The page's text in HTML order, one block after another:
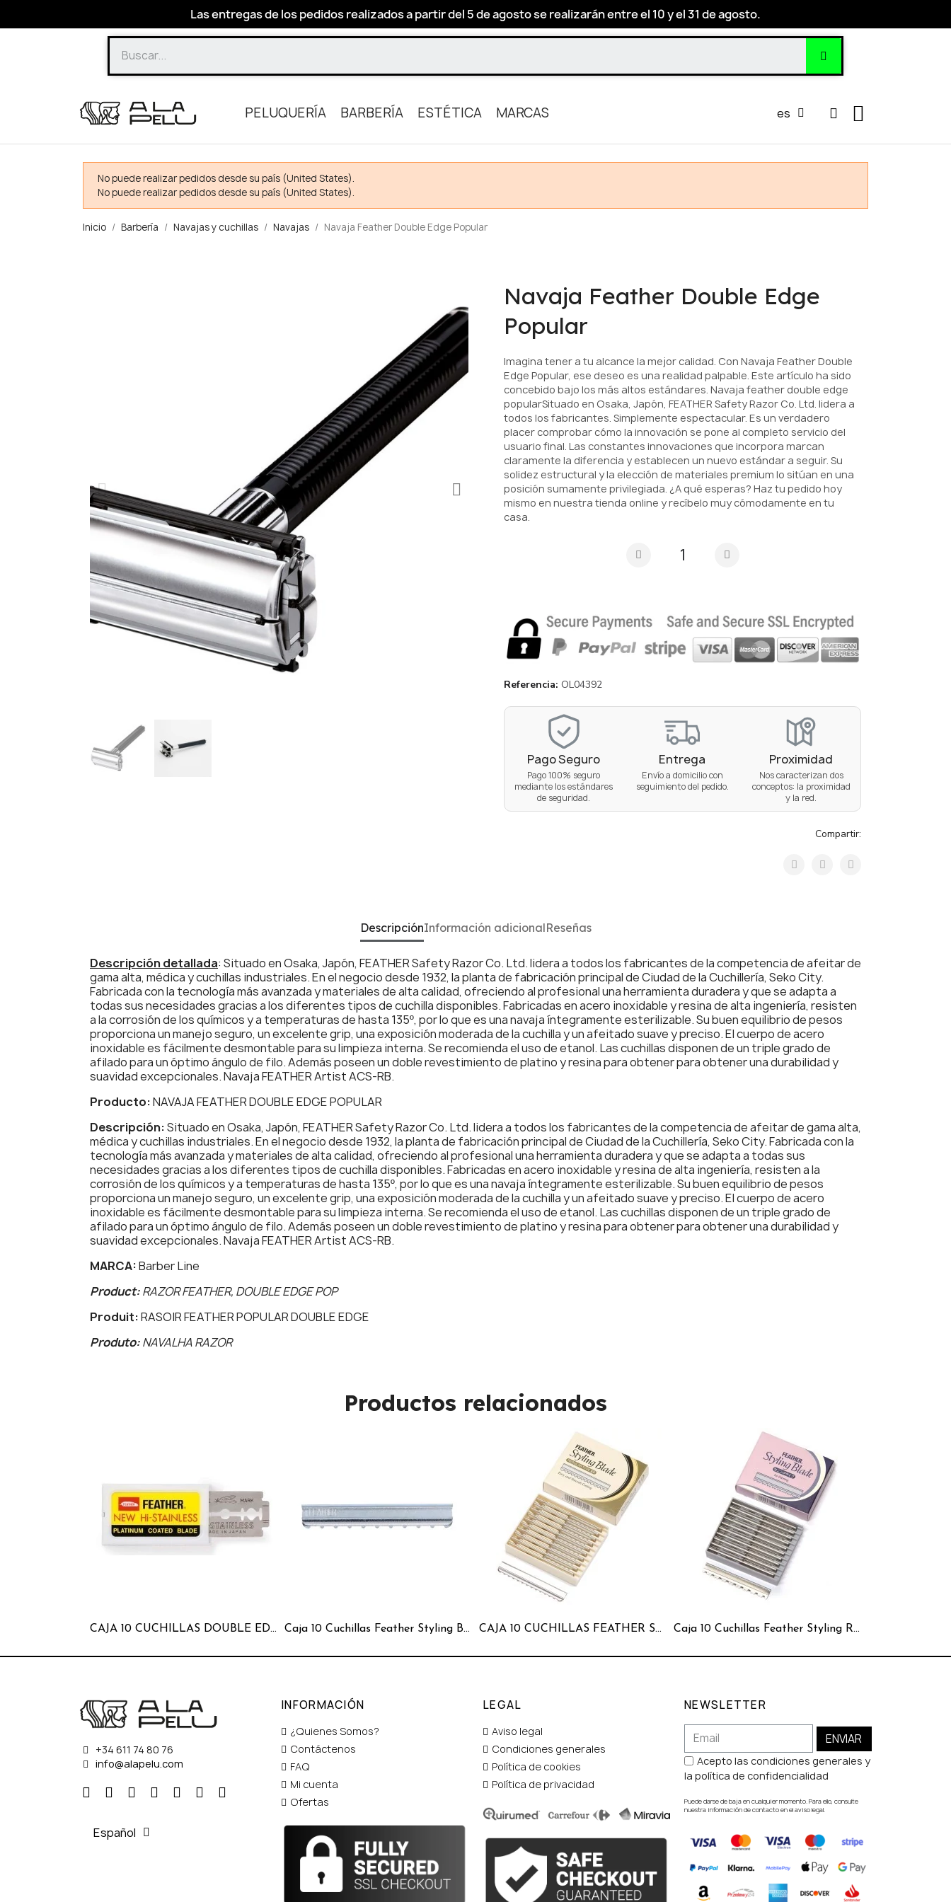
Las entregas de los pedidos realizados a partir del 5 de agosto se realizarán entre el 10 y el 31 de agosto.
PELUQUERÍA BARBERÍA ESTÉTICA MARCAS es
No puede realizar pedidos desde su país (United States).
No puede realizar pedidos desde su país (United States).
Inicio Barbería Navajas y cuchillas Navajas Navaja Feather Double Edge Popular
Navaja Feather Double Edge
Popular
Imagina tener a tu alcance la mejor calidad. Con Navaja Feather Double
Edge Popular, ese deseo es una realidad palpable. Este artículo ha sido
concebido bajo los más altos estándares. Navaja feather double edge
popularSituado en Osaka, Japón, FEATHER Safety Razor Co. Ltd. lidera a
todos los fabricantes. Simplemente espectacular. Es un verdadero
placer comprobar cómo la innovación se pone al completo servicio del
usuario final. Las constantes innovaciones que incorpora marcan
claramente la diferencia y establecen un nuevo estándar a seguir. Su
solidez estructural y la elección de materiales premium lo sitúan en una
posición sumamente privilegiada. ¿A qué esperas? Haz tu pedido hoy
mismo en nuestra tienda online y recíbelo muy cómodamente en tu
casa.
Referencia OL04392
Pago Seguro
Pago 100% seguro
mediante los estándares
de seguridad.
Entrega
Envío a domicilio con
seguimiento del pedido.
Proximidad
Nos caracterizan dos
conceptos: la proximidad
y la red.
Compartir:
DescripciónInformación adicionalReseñas
Descripción detallada: Situado en Osaka, Japón, FEATHER Safety Razor Co. Ltd. lidera a todos los fabricantes de la competencia de afeitar de
gama alta, médica y cuchillas industriales. En el negocio desde 1932, la planta de fabricación principal de Ciudad de la Cuchillería, Seko City.
Fabricada con la tecnología más avanzada y materiales de alta calidad, ofreciendo al profesional una herramienta duradera y que se adapta a
todas sus necesidades gracias a los diferentes tipos de cuchilla disponibles. Fabricadas en acero inoxidable y resina de alta ingeniería, resisten
a la corrosión de los químicos y a temperaturas de hasta 135º, por lo que es una navaja íntegramente esterilizable. Su buen equilibrio de pesos
proporciona un manejo seguro, un excelente grip, una exposición moderada de la cuchilla y un afeitado suave y preciso. El cuerpo de acero
inoxidable es fácilmente desmontable para su limpieza interna. Se recomienda el uso de etanol. Las cuchillas disponen de un triple grado de
afilado para un óptimo ángulo de filo. Además poseen un doble revestimiento de platino y resina para obtener para obtener una durabilidad y
suavidad excepcionales. Navaja FEATHER Artist ACS-RB.
Producto:NAVAJA FEATHER DOUBLE EDGE POPULAR
Descripción:Situado en Osaka, Japón, FEATHER Safety Razor Co. Ltd. lidera a todos los fabricantes de la competencia de afeitar de gama alta,
médica y cuchillas industriales. En el negocio desde 1932, la planta de fabricación principal de Ciudad de la Cuchillería, Seko City. Fabricada con la
tecnología más avanzada y materiales de alta calidad, ofreciendo al profesional una herramienta duradera y que se adapta a todas sus
necesidades gracias a los diferentes tipos de cuchilla disponibles. Fabricadas en acero inoxidable y resina de alta ingeniería, resisten a la
corrosión de los químicos y a temperaturas de hasta 135º, por lo que es una navaja íntegramente esterilizable. Su buen equilibrio de pesos
proporciona un manejo seguro, un excelente grip, una exposición moderada de la cuchilla y un afeitado suave y preciso. El cuerpo de acero
inoxidable es fácilmente desmontable para su limpieza interna. Se recomienda el uso de etanol. Las cuchillas disponen de un triple grado de
afilado para un óptimo ángulo de filo. Además poseen un doble revestimiento de platino y resina para obtener para obtener una durabilidad y
suavidad excepcionales. Navaja FEATHER Artist ACS-RB.
MARCA:Barber Line
Product:RAZOR FEATHER, DOUBLE EDGE POP
Produit:RASOIR FEATHER POPULAR DOUBLE EDGE
Produto:NAVALHA RAZOR
Productos relacionados
CAJA 10 CUCHILLAS DOUBLE EDGE Caja 10 Cuchillas Feather Styling Blade Wg Typ CAJA 10 CUCHILLAS FEATHER STYLING RAZOR Caja 10 Cuchillas Feather Styling Razor-W
+34 611 74 80 76
info@alapelu.com
Español
INFORMACIÓN
¿Quienes Somos?
Contáctenos
FAQ
Mi cuenta
Ofertas
LEGAL
Aviso legal
Condiciones generales
Política de cookies
Política de privacidad
NEWSLETTER
ENVIAR
Acepto las condiciones generales y
la política de confidencialidad
Puede darse de baja en cualquier momento. Para ello, consulte
nuestra información de contacto en el aviso legal.